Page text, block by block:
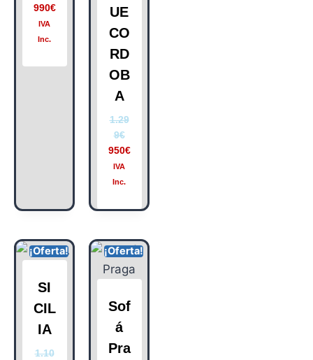
990€
IVA
Inc.
UE
CO
RD
OB
A
1.29
9€
950€
IVA
Inc.
¡Oferta!
SI
CIL
IA
1.10
¡Oferta!
Sof
á
Pra